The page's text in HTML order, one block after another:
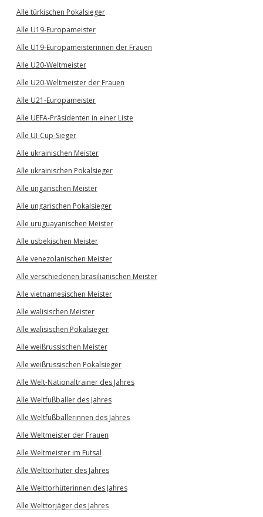
Alle türkischen Pokalsieger
Alle U19-Europameister
Alle U19-Europameisterinnen der Frauen
Alle U20-Weltmeister
Alle U20-Weltmeister der Frauen
Alle U21-Europameister
Alle UEFA-Präsidenten in einer Liste
Alle UI-Cup-Sieger
Alle ukrainischen Meister
Alle ukrainischen Pokalsieger
Alle ungarischen Meister
Alle ungarischen Pokalsieger
Alle uruguayanischen Meister
Alle usbekischen Meister
Alle venezolanischen Meister
Alle verschiedenen brasilianischen Meister
Alle vietnamesischen Meister
Alle walisischen Meister
Alle walisischen Pokalsieger
Alle weißrussischen Meister
Alle weißrussischen Pokalsieger
Alle Welt-Nationaltrainer des Jahres
Alle Weltfußballer des Jahres
Alle Weltfußballerinnen des Jahres
Alle Weltmeister der Frauen
Alle Weltmeister im Futsal
Alle Welttorhüter des Jahres
Alle Welttorhüterinnen des Jahres
Alle Welttorjäger des Jahres